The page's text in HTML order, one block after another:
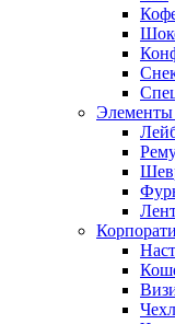
Элементы